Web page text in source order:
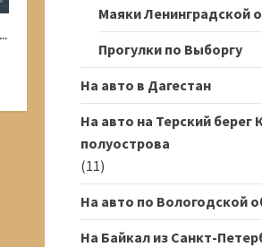
Маяки Ленинградской
Прогулки по Выборгу
На авто в Дагестан
На авто на Терский берег
полуострова
(11)
На авто по Вологодской
На Байкал из Санкт-